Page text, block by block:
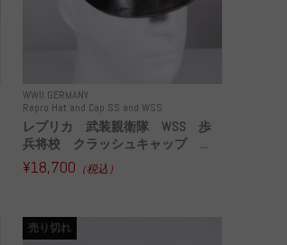
WWII GERMANY
Repro Hat and Cap SS and WSS
レプリカ 武装親衛隊 WSS 歩
兵将校 クラッシュキャップ ...
¥18,700 （税込）
売り切れ